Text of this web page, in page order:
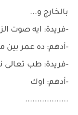
بالخارج و...
-فريدة: ايه صوت
-أدهم: ده عمر
-فريدة: طب تعالى
-أدهم: اوك
..................